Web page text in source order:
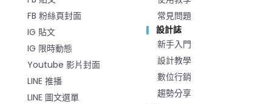
FB 粉絲頁封面
IG 貼文
IG 限時動態
Youtube 影片封面
LINE 推播
LINE 圖文選單
常見問題
設計誌
新手入門
設計教學
數位行銷
趨勢分享